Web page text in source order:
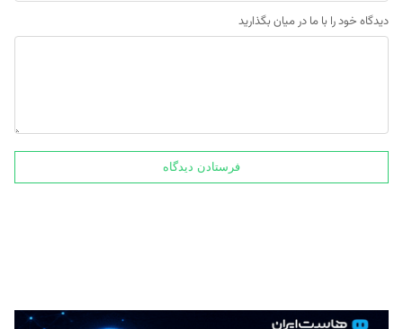
دیدگاه خود را با ما در میان بگذارید